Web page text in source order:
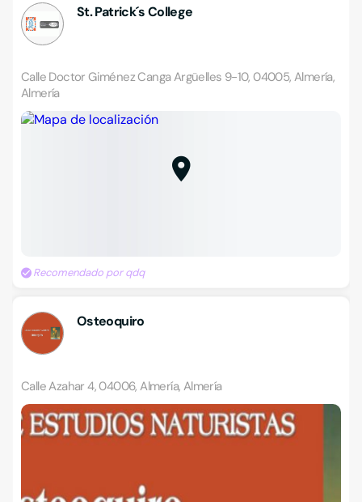
St. Patrick´s College
Calle Doctor Giménez Canga Argüelles 9-10, 04005, Almería,
Almería
Recomendado por qdq
Osteoquiro
Calle Azahar 4, 04006, Almería, Almería